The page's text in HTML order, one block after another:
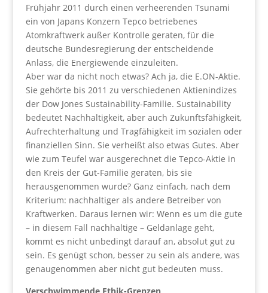
Frühjahr 2011 durch einen verheerenden Tsunami
ein von Japans Konzern Tepco betriebenes
Atomkraftwerk außer Kontrolle geraten, für die
deutsche Bundesregierung der entscheidende
Anlass, die Energiewende einzuleiten.
Aber war da nicht noch etwas? Ach ja, die E.ON-Aktie.
Sie gehörte bis 2011 zu verschiedenen Aktienindizes
der Dow Jones Sustainability-Familie. Sustainability
bedeutet Nachhaltigkeit, aber auch Zukunftsfähigkeit,
Aufrechterhaltung und Tragfähigkeit im sozialen oder
finanziellen Sinn. Sie verheißt also etwas Gutes. Aber
wie zum Teufel war ausgerechnet die Tepco-Aktie in
den Kreis der Gut-Familie geraten, bis sie
herausgenommen wurde? Ganz einfach, nach dem
Kriterium: nachhaltiger als andere Betreiber von
Kraftwerken. Daraus lernen wir: Wenn es um die gute
– in diesem Fall nachhaltige – Geldanlage geht,
kommt es nicht unbedingt darauf an, absolut gut zu
sein. Es genügt schon, besser zu sein als andere, was
genaugenommen aber nicht gut bedeuten muss.